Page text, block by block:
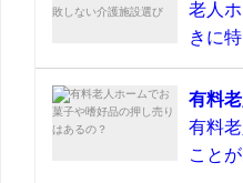
老人
きに
有料
有料
こと